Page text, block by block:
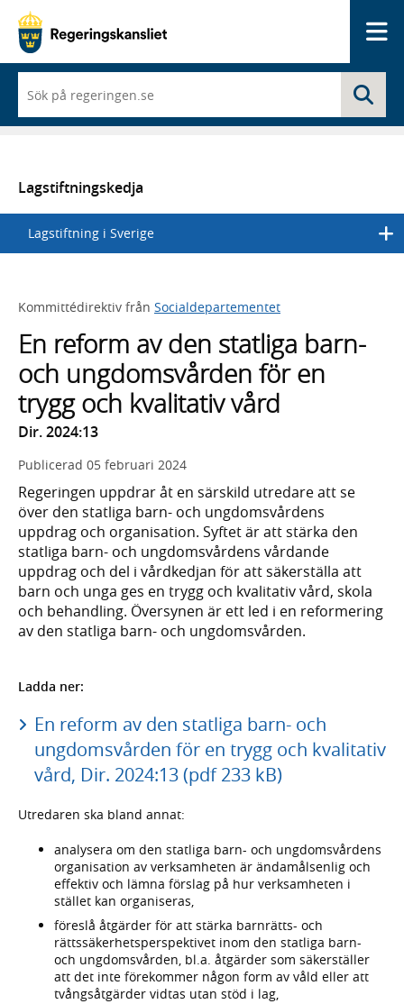
du
börjar
skriva
en
lista
med
sökförslag
Lagstiftningskedja
Lagstiftning i Sverige
Kommittédirektiv från Socialdepartementet
En reform av den statliga barn-
och ungdomsvården för en
trygg och kvalitativ vård
Dir. 2024:13
Publicerad 05 februari 2024
Regeringen uppdrar åt en särskild utredare att se
över den statliga barn- och ungdomsvårdens
uppdrag och organisation. Syftet är att stärka den
statliga barn- och ungdomsvårdens vårdande
uppdrag och del i vårdkedjan för att säkerställa att
barn och unga ges en trygg och kvalitativ vård, skola
och behandling. Översynen är ett led i en reformering
av den statliga barn- och ungdomsvården.
Ladda ner:
En reform av den statliga barn- och
ungdomsvården för en trygg och kvalitativ
vård, Dir. 2024:13 (pdf 233 kB)
Utredaren ska bland annat:
analysera om den statliga barn- och ungdomsvårdens
organisation av verksamheten är ändamålsenlig och
effektiv och lämna förslag på hur verksamheten i
stället kan organiseras,
föreslå åtgärder för att stärka barnrätts- och
rättssäkerhetsperspektivet inom den statliga barn-
och ungdomsvården, bl.a. åtgärder som säkerställer
att det inte förekommer någon form av våld eller att
tvångsåtgärder vidtas utan stöd i lag,